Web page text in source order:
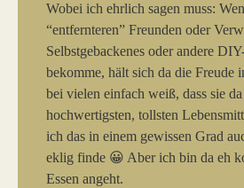
Wobei ich ehrlich sagen muss:
“entfernteren” Freunden oder
Selbstgebackenes oder andere
bekomme, hält sich da die Freude
bei vielen einfach weiß, dass sie
hochwertigsten, tollsten
ich das in einem gewissen Grad
eklig finde 😀 Aber ich bin da eh
Essen angeht.